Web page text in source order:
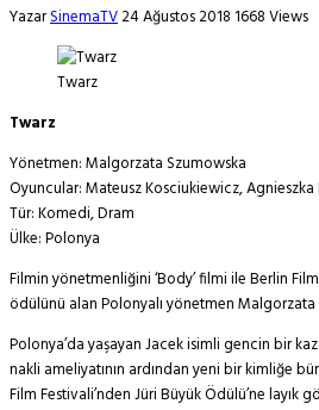
YazarSinemaTV24 Ağustos 2018 1668 Views
Twarz
Twarz
Yönetmen: Malgorzata Szumowska
Oyuncular: Mateusz Kosciukiewicz,
Tür: Komedi, Dram
Ülke: Polonya
Filmin yönetmenliğini ‘Body’ filmi ile Berlin
ödülünü alan Polonyalı yönetmen
Polonya’da yaşayan Jacek isimli gencin bir
nakli ameliyatının ardından yeni bir kimliğe
Film Festivali’nden Jüri Büyük Ödülü’ne layık